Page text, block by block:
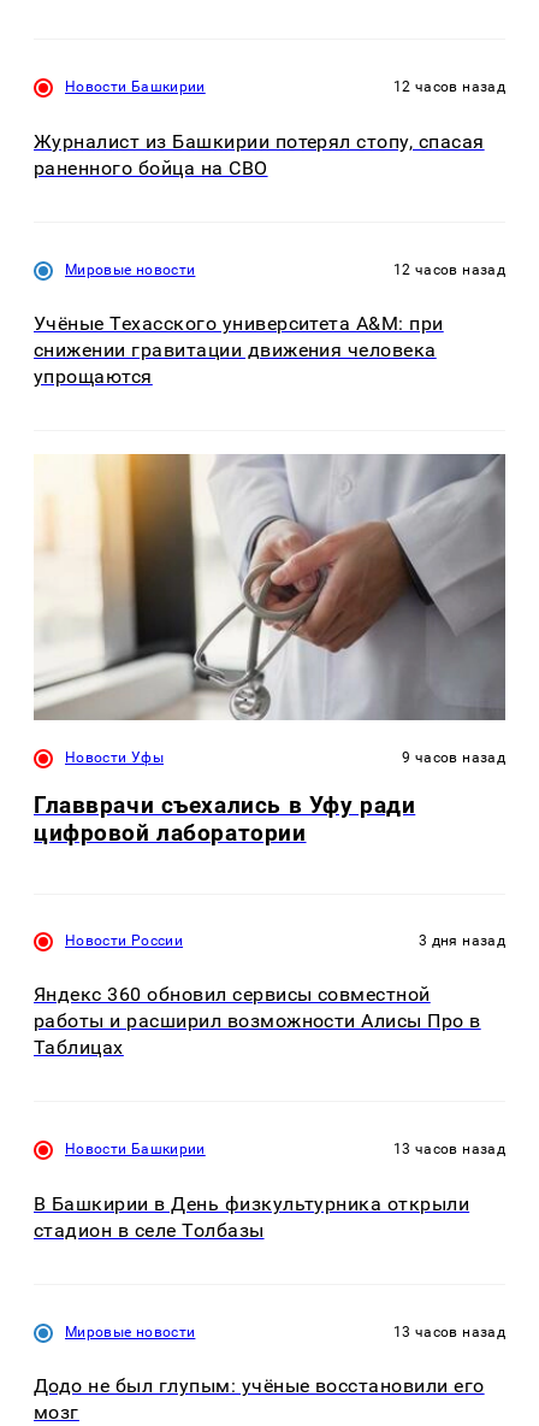
Новости Башкирии 12 часов назад
Журналист из Башкирии потерял стопу, спасая
раненного бойца на СВО
Мировые новости 12 часов назад
Учёные Техасского университета A&M: при
снижении гравитации движения человека
упрощаются
Новости Уфы 9 часов назад
Главврачи съехались в Уфу ради
цифровой лаборатории
Новости России 3 дня назад
Яндекс 360 обновил сервисы совместной
работы и расширил возможности Алисы Про в
Таблицах
Новости Башкирии 13 часов назад
В Башкирии в День физкультурника открыли
стадион в селе Толбазы
Мировые новости 13 часов назад
Додо не был глупым: учёные восстановили его
мозг